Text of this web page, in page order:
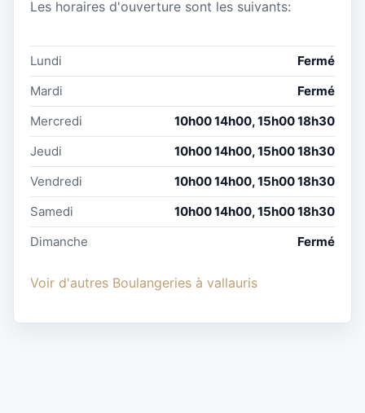
Les horaires d'ouverture sont les suivants:
Lundi
Fermé
Mardi
Fermé
Mercredi
10h00 14h00, 15h00 18h30
Jeudi
10h00 14h00, 15h00 18h30
Vendredi
10h00 14h00, 15h00 18h30
Samedi
10h00 14h00, 15h00 18h30
Dimanche
Fermé
Voir d'autres Boulangeries à vallauris